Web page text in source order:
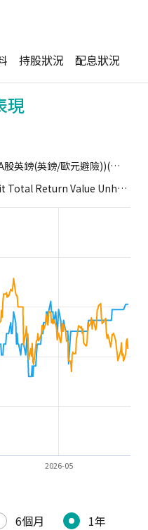
持股狀況 配息狀況
現
英鎊/歐元避險))(已撤銷核備)
Value Unhedged USD
2026-05
6個月
1年